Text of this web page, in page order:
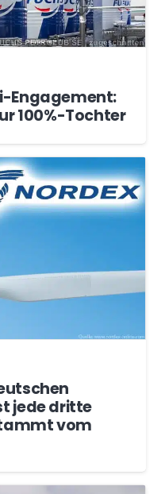
Engagement:
100%-Tochter
jede dritte
vom